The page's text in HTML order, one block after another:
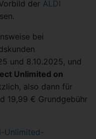
der ALDI
bei
und 8.10.2025, und
Unlimited on
also dann für
19,99 € Grundgebühr
Unlimited-